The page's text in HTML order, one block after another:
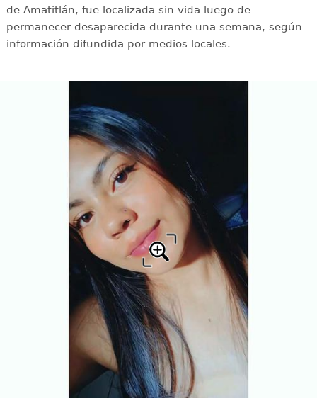
de Amatitlán, fue localizada sin vida luego de
permanecer desaparecida durante una semana, según
información difundida por medios locales.